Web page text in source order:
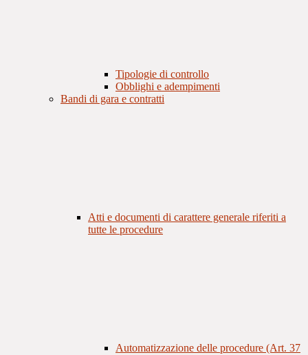
Tipologie di controllo
Obblighi e adempimenti
Bandi di gara e contratti
Atti e documenti di carattere generale riferiti a
tutte le procedure
Automatizzazione delle procedure (Art. 37